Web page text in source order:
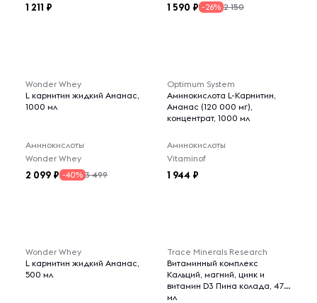
1 211 1 590 -26% 2 150
Wonder Whey
L карнитин жидкий Ананас,
1000 мл
Аминокислоты
Wonder Whey
2 099 -40% 3 499
Optimum System
Аминокислота L-Карнитин,
Ананас (120 000 мг),
концентрат, 1000 мл
Аминокислоты
Vitaminof
1 944
Wonder Whey
L карнитин жидкий Ананас,
500 мл
Trace Minerals Research
Витаминный комплекс
Кальций, магний, цинк и
витамин D3 Пина колада, 473
мл